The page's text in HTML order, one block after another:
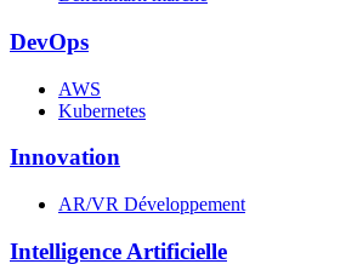
DevOps
AWS
Kubernetes
Innovation
AR/VR Développement
Intelligence Artificielle